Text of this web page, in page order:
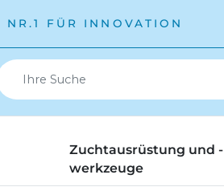
NR.1 FÜR INNOVATION
Zuchtausrüstung und -
werkzeuge